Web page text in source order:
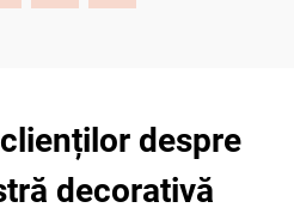
despre
decorativă